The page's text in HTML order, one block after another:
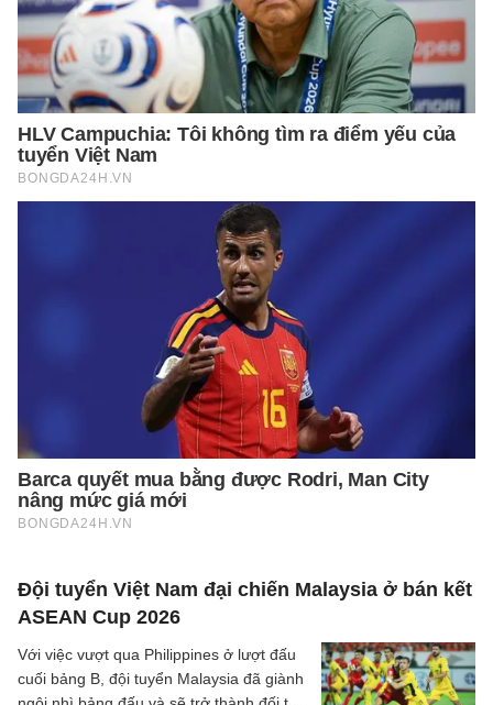
Đội tuyển Việt Nam đại chiến Malaysia ở bán kết
ASEAN Cup 2026
Với việc vượt qua Philippines ở lượt đấu
cuối bảng B, đội tuyển Malaysia đã giành